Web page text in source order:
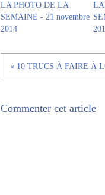
LA PHOTO DE LA
SEMAINE - 21 novembre
2014
LA
« 10 TRUCS À FAIRE À
Commenter cet article